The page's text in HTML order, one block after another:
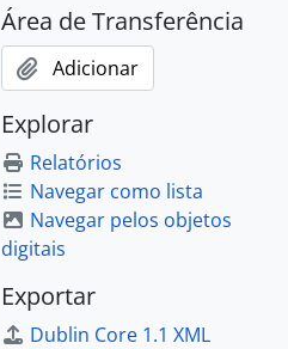
Área de Transferência
Adicionar
Explorar
Relatórios
Navegar como lista
Navegar pelos objetos
digitais
Exportar
Dublin Core 1.1 XML